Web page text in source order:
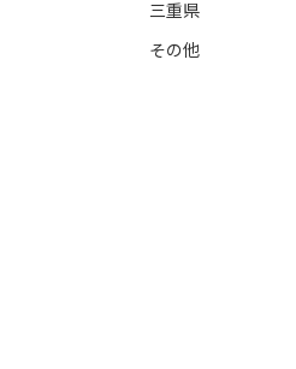
三重県
その他